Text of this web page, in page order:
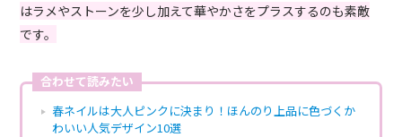
はラメやストーンを少し加えて華やかさをプラスするのも素敵
です。
合わせて読みたい
春ネイルは大人ピンクに決まり！ほんのり上品に色づくか
わいい人気デザイン10選